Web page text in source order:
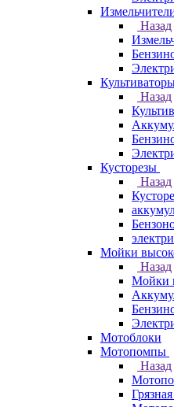
Назад
Назад
Кусторезы
Назад
Мойки
Назад
Мойки
Мотоблоки
Мотопомпы
Назад